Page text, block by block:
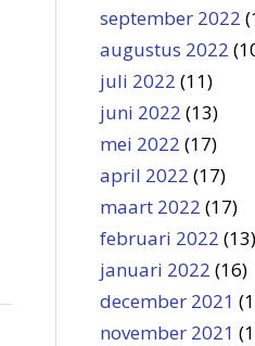
september 2022
augustus 2022
juli 2022 (11)
juni 2022 (13)
mei 2022 (17)
april 2022 (17)
maart 2022 (17)
februari 2022 (13)
januari 2022 (16)
december 2021
november 2021